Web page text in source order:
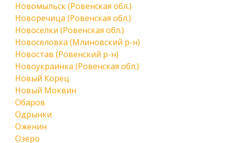
Новомыльск (Ровенская обл.)
Новоречица (Ровенская обл.)
Новоселки (Ровенская обл.)
Новоселовка (Млиновский р-н)
Новостав (Ровенский р-н)
Новоукраинка (Ровенская обл.)
Новый Корец
Новый Моквин
Обаров
Одрынки
Оженин
Озеро